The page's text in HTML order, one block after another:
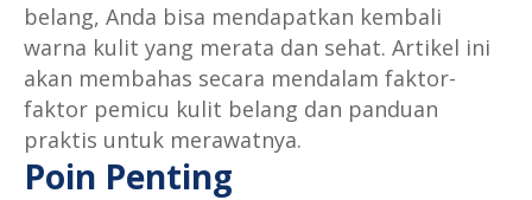
belang, Anda bisa mendapatkan kembali
warna kulit yang merata dan sehat. Artikel ini
akan membahas secara mendalam faktor-
faktor pemicu kulit belang dan panduan
praktis untuk merawatnya.
Poin Penting